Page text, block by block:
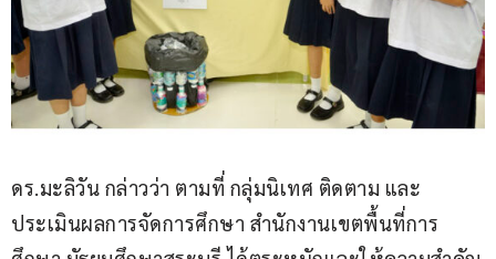
ดร.มะลิวัน กล่าวว่า ตามที่ กลุ่มนิเทศ ติดตาม และ
ประเมินผลการจัดการศึกษา สำนักงานเขตพื้นที่การ